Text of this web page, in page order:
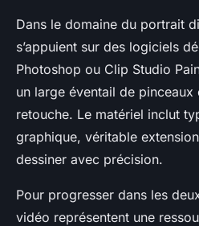
Dans le domaine du portrait
s’appuient sur des logiciels
Photoshop ou Clip Studio
un large éventail de
retouche. Le matériel inclut
graphique, véritable
dessiner avec précision.
Pour progresser dans les
vidéo représentent une